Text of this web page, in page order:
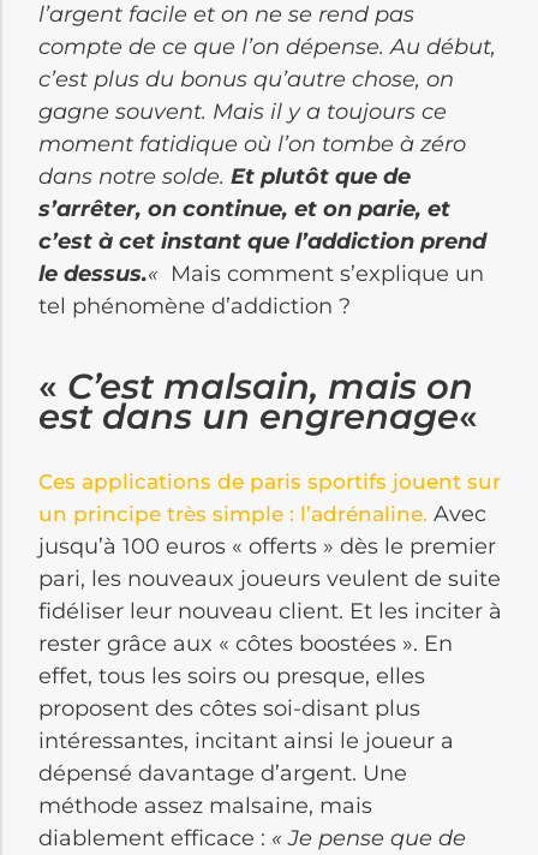
l’argent facile et on ne se rend pas
compte de ce que l’on dépense. Au début,
c’est plus du bonus qu’autre chose, on
gagne souvent. Mais il y a toujours ce
moment fatidique où l’on tombe à zéro
dans notre solde. Et plutôt que de
s’arrêter, on continue, et on parie, et
c’est à cet instant que l’addiction prend
le dessus.« Mais comment s’explique un
tel phénomène d’addiction ?
« C’est malsain, mais on
est dans un engrenage«
Ces applications de paris sportifs jouent sur
un principe très simple : l’adrénaline. Avec
jusqu’à 100 euros « offerts » dès le premier
pari, les nouveaux joueurs veulent de suite
fidéliser leur nouveau client. Et les inciter à
rester grâce aux « côtes boostées ». En
effet, tous les soirs ou presque, elles
proposent des côtes soi-disant plus
intéressantes, incitant ainsi le joueur a
dépensé davantage d’argent. Une
méthode assez malsaine, mais
diablement efficace : « Je pense que de